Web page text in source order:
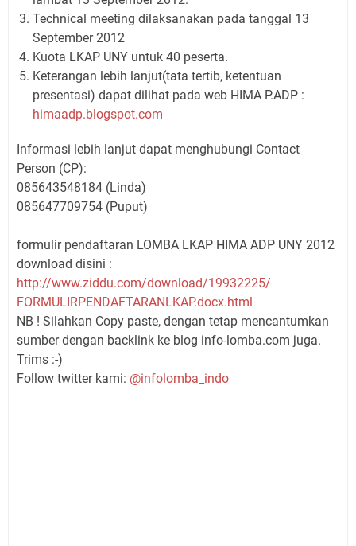
Technical meeting dilaksanakan pada tanggal 13
September 2012
Kuota LKAP UNY untuk 40 peserta.
Keterangan lebih lanjut(tata tertib, ketentuan
presentasi) dapat dilihat pada web HIMA P.ADP :
himaadp.blogspot.com
Informasi lebih lanjut dapat menghubungi Contact
Person (CP):
085643548184 (Linda)
085647709754 (Puput)
formulir pendaftaran LOMBA LKAP HIMA ADP UNY 2012
download disini :
http://www.ziddu.com/download/19932225/
FORMULIRPENDAFTARANLKAP.docx.html
NB ! Silahkan Copy paste, dengan tetap mencantumkan
sumber dengan backlink ke blog info-lomba.com juga.
Trims :-)
Follow twitter kami: @infolomba_indo